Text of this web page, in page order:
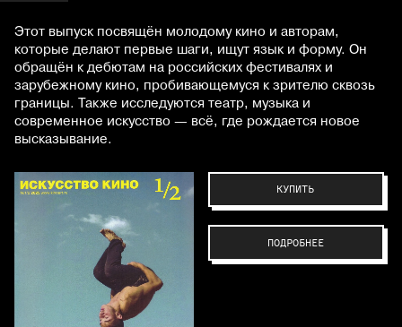
Этот выпуск посвящён молодому кино и авторам,
которые делают первые шаги, ищут язык и форму. Он
обращён к дебютам на российских фестивалях и
зарубежному кино, пробивающемуся к зрителю сквозь
границы. Также исследуются театр, музыка и
современное искусство — всё, где рождается новое
высказывание.
КУПИТЬ
ПОДРОБНЕЕ